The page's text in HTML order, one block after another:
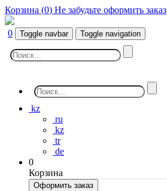
Корзина (0) Не забудьте оформить заказ
0 Toggle navbar Toggle navigation
kz
ru
kz
tr
de
0
Корзина
Оформить заказ